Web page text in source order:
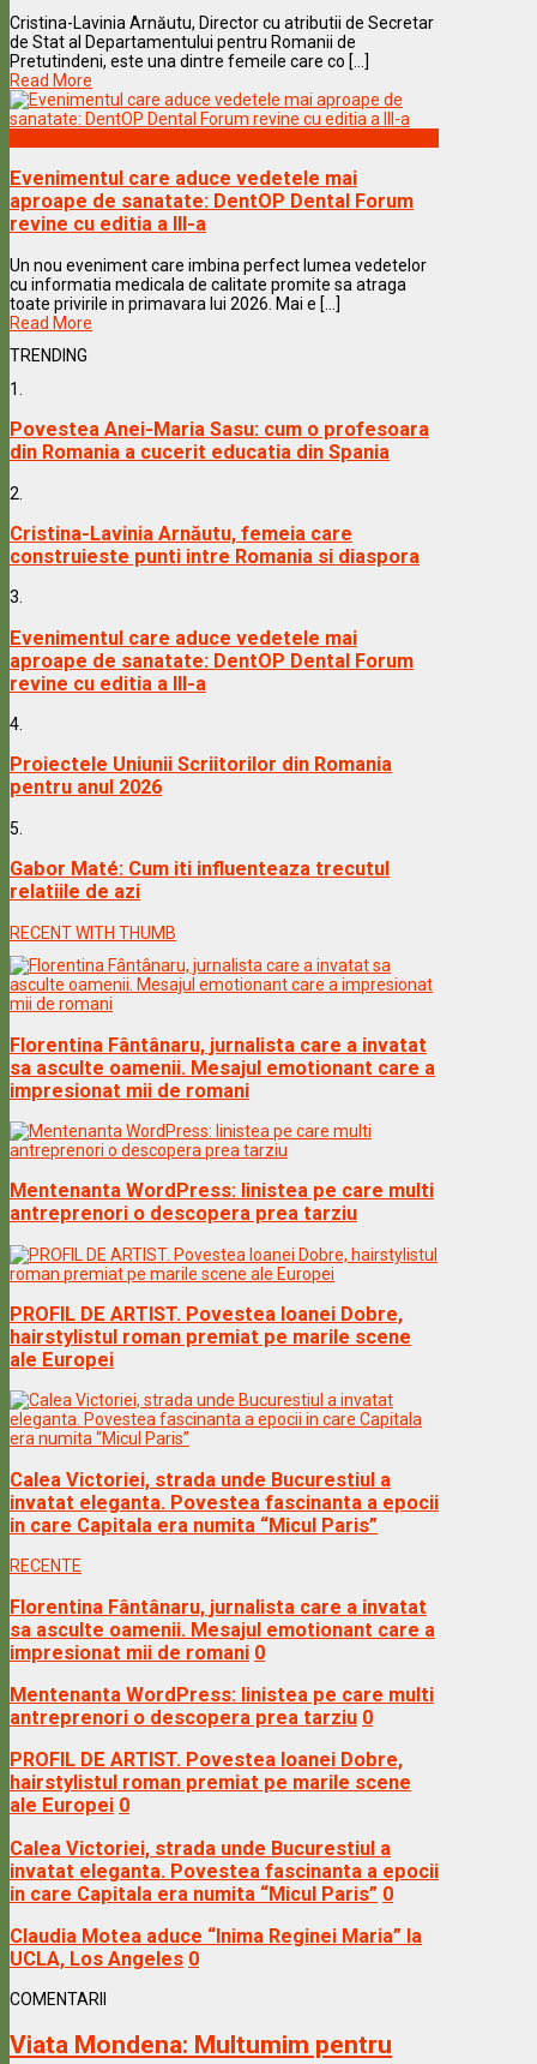
Cristina-Lavinia Arnăutu, Director cu atributii de Secretar
de Stat al Departamentului pentru Romanii de
Pretutindeni, este una dintre femeile care co [...]
Read More
Evenimentul care aduce vedetele mai
aproape de sanatate: DentOP Dental Forum
revine cu editia a III-a
Un nou eveniment care imbina perfect lumea vedetelor
cu informatia medicala de calitate promite sa atraga
toate privirile in primavara lui 2026. Mai e [...]
Read More
TRENDING
1.
Povestea Anei-Maria Sasu: cum o profesoara
din Romania a cucerit educatia din Spania
2.
Cristina-Lavinia Arnăutu, femeia care
construieste punti intre Romania si diaspora
3.
Evenimentul care aduce vedetele mai
aproape de sanatate: DentOP Dental Forum
revine cu editia a III-a
4.
Proiectele Uniunii Scriitorilor din Romania
pentru anul 2026
5.
Gabor Maté: Cum iti influenteaza trecutul
relatiile de azi
RECENT WITH THUMB
Florentina Fântânaru, jurnalista care a invatat
sa asculte oamenii. Mesajul emotionant care a
impresionat mii de romani
Mentenanta WordPress: linistea pe care multi
antreprenori o descopera prea tarziu
PROFIL DE ARTIST. Povestea Ioanei Dobre,
hairstylistul roman premiat pe marile scene
ale Europei
Calea Victoriei, strada unde Bucurestiul a
invatat eleganta. Povestea fascinanta a epocii
in care Capitala era numita “Micul Paris”
RECENTE
Florentina Fântânaru, jurnalista care a invatat
sa asculte oamenii. Mesajul emotionant care a
impresionat mii de romani 0
Mentenanta WordPress: linistea pe care multi
antreprenori o descopera prea tarziu 0
PROFIL DE ARTIST. Povestea Ioanei Dobre,
hairstylistul roman premiat pe marile scene
ale Europei 0
Calea Victoriei, strada unde Bucurestiul a
invatat eleganta. Povestea fascinanta a epocii
in care Capitala era numita “Micul Paris” 0
Claudia Motea aduce “Inima Reginei Maria” la
UCLA, Los Angeles 0
COMENTARII
Viata Mondena: Multumim pentru